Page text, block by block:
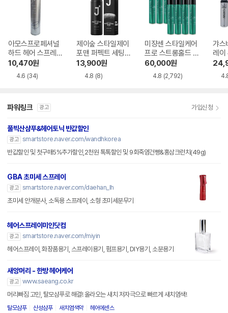
아모스프로페셔널
하드 헤어 스프레이
300ml
10,470원
4.6 (34)
제이숲 스타일제이
포맨 퍼펙트 세팅
헤어스프레이 200
13,900원
4.8 (8)
미쟝센 스타일케어
프로 스트롱홀드 헤
어스프레이 300ml
60,000원
4.8 (2,792)
갸스
레이
ml
파워링크 광고 가입신청
풀빅산샴푸&헤어토닉 반값할인
광고 smartstore.naver.com/wandhkorea
반값할인 및 첫구매5%추가할인,2천원 톡톡할인 및 9회죽염건빵&홍삼크런치(49g)
GBA 초미세 스프레이
광고 smartstore.naver.com/daehan_lh
초미세 안개분사, 소독용 스프레이, 소형 초미세분무기
헤어스프레이미인닷컴
광고 smartstore.naver.com/miyin
헤어스프레이, 화장품용기, 스프레이용기, 펌프용기, DIY용기, 소분용기
새앙머리 - 한방 헤어케어
광고 www.saeang.co.kr
머리빠짐 고민, 탈모샴푸로 해결! 올라오는 새치 저자극으로 빠르게 새치염색!
탈모샴푸 산성샴푸 새치염색약 헤어에센스